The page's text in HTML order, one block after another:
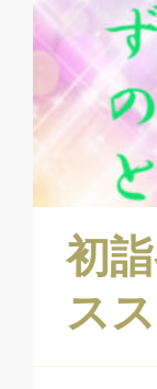
初
ス